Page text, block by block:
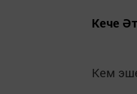
Кече
Кем